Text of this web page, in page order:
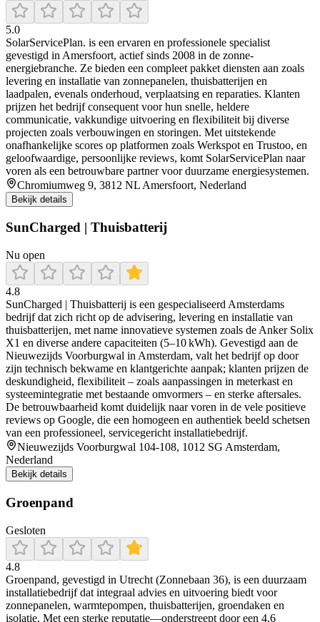
5.0
SolarServicePlan. is een ervaren en professionele specialist
gevestigd in Amersfoort, actief sinds 2008 in de zonne-
energiebranche. Ze bieden een compleet pakket diensten aan zoals
levering en installatie van zonnepanelen, thuisbatterijen en
laadpalen, evenals onderhoud, verplaatsing en reparaties. Klanten
prijzen het bedrijf consequent voor hun snelle, heldere
communicatie, vakkundige uitvoering en flexibiliteit bij diverse
projecten zoals verbouwingen en storingen. Met uitstekende
onafhankelijke scores op platformen zoals Werkspot en Trustoo, en
geloofwaardige, persoonlijke reviews, komt SolarServicePlan naar
voren als een betrouwbare partner voor duurzame energiesystemen.
Chromiumweg 9, 3812 NL Amersfoort, Nederland
Bekijk details
SunCharged | Thuisbatterij
Nu open
4.8
SunCharged | Thuisbatterij is een gespecialiseerd Amsterdams
bedrijf dat zich richt op de advisering, levering en installatie van
thuisbatterijen, met name innovatieve systemen zoals de Anker Solix
X1 en diverse andere capaciteiten (5–10 kWh). Gevestigd aan de
Nieuwezijds Voorburgwal in Amsterdam, valt het bedrijf op door
zijn technisch bekwame en klantgerichte aanpak; klanten prijzen de
deskundigheid, flexibiliteit – zoals aanpassingen in meterkast en
systeemintegratie met bestaande omvormers – en sterke aftersales.
De betrouwbaarheid komt duidelijk naar voren in de vele positieve
reviews op Google, die een homogeen en authentiek beeld schetsen
van een professioneel, servicegericht installatiebedrijf.
Nieuwezijds Voorburgwal 104-108, 1012 SG Amsterdam,
Nederland
Bekijk details
Groenpand
Gesloten
4.8
Groenpand, gevestigd in Utrecht (Zonnebaan 36), is een duurzaam
installatiebedrijf dat integraal advies en uitvoering biedt voor
zonnepanelen, warmtepompen, thuisbatterijen, groendaken en
isolatie. Met een sterke reputatie—onderstreept door een 4,6